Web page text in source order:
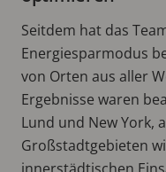
Seitdem hat das
Energiesparmodus
von Orten aus aller
Ergebnisse waren
Lund und New York,
Großstadtgebieten
innerstädtischen